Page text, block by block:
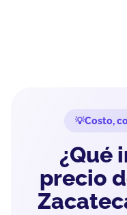
Costo,
¿Qué
precio